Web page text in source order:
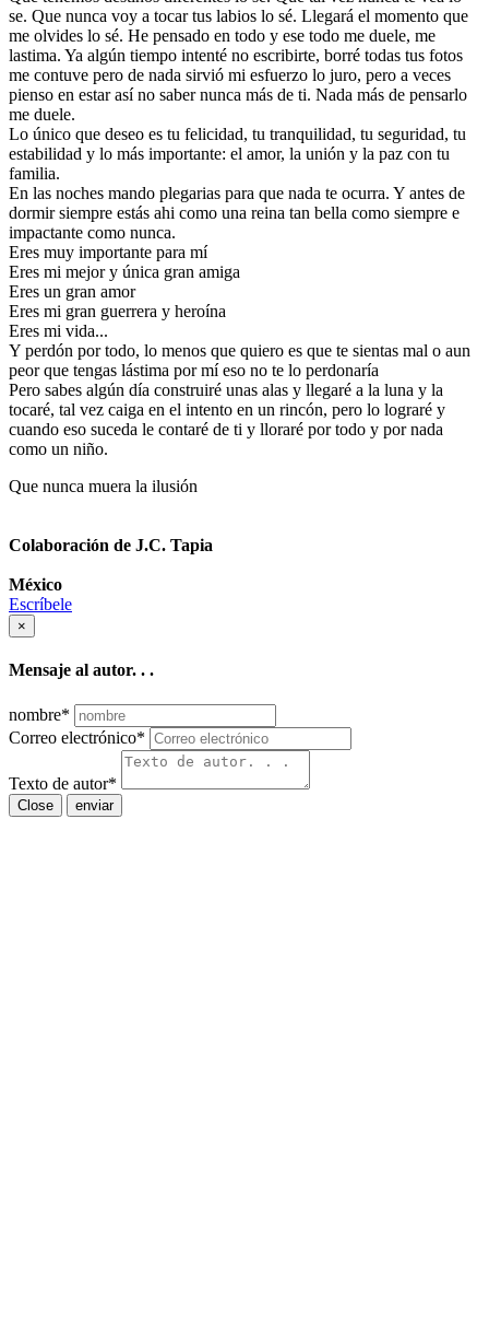
se. Que nunca voy a tocar tus labios lo sé. Llegará el momento que
me olvides lo sé. He pensado en todo y ese todo me duele, me
lastima. Ya algún tiempo intenté no escribirte, borré todas tus fotos
me contuve pero de nada sirvió mi esfuerzo lo juro, pero a veces
pienso en estar así no saber nunca más de ti. Nada más de pensarlo
me duele.
Lo único que deseo es tu felicidad, tu tranquilidad, tu seguridad, tu
estabilidad y lo más importante: el amor, la unión y la paz con tu
familia.
En las noches mando plegarias para que nada te ocurra. Y antes de
dormir siempre estás ahi como una reina tan bella como siempre e
impactante como nunca.
Eres muy importante para mí
Eres mi mejor y única gran amiga
Eres un gran amor
Eres mi gran guerrera y heroína
Eres mi vida...
Y perdón por todo, lo menos que quiero es que te sientas mal o aun
peor que tengas lástima por mí eso no te lo perdonaría
Pero sabes algún día construiré unas alas y llegaré a la luna y la
tocaré, tal vez caiga en el intento en un rincón, pero lo lograré y
cuando eso suceda le contaré de ti y lloraré por todo y por nada
como un niño.
Que nunca muera la ilusión
Colaboración de J.C. Tapia
México
Escríbele
×
Mensaje al autor. . .
nombre*
Correo electrónico*
Texto de autor*
Close enviar